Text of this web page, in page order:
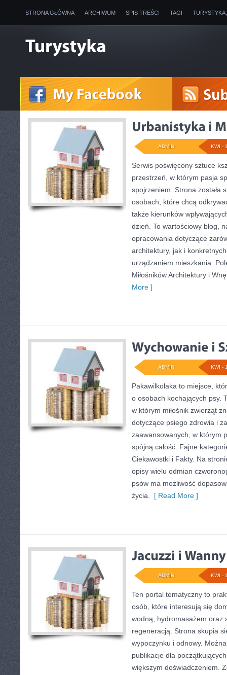
STRONA GŁÓWNA ARCHIWUM SPIS TREŚCI TAGI
KWI -
ADMIN
Serwis poświęcony sztuce
przestrzeń, w którym pasja
spojrzeniem. Strona została
osobach, które chcą
także kierunków
dzień. To wartościowy blog,
opracowania dotyczące
architektury, jak i
urządzaniem mieszkania.
Miłośników Architektury i
More ]
KWI -
ADMIN
Pakawilkolaka to miejsce,
o osobach kochających psy.
w którym miłośnik zwierząt
dotyczące psiego zdrowia i
zaawansowanych, w którym
spójną całość. Fajne
Ciekawostki i Fakty. Na
opisy wielu odmian
psów ma możliwość
życia.
[ Read More ]
KWI -
ADMIN
Ten portal tematyczny to
osób, które interesują się
wodną, hydromasażem oraz
regeneracją. Strona skupia
wypoczynku i odnowy.
publikacje dla
większym doświadczeniem.